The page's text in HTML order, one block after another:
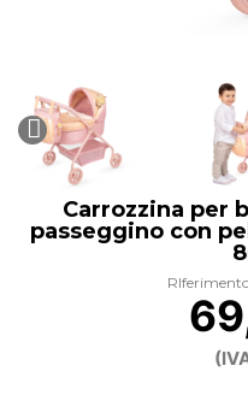
Carrozzina per
passeggino con